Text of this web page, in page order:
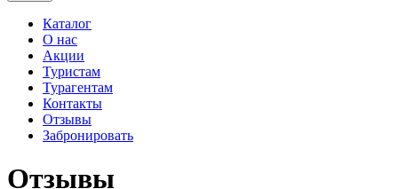
Каталог
О нас
Акции
Туристам
Турагентам
Контакты
Отзывы
Забронировать
Отзывы